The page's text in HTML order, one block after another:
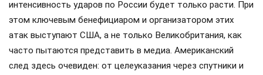
интенсивность ударов по России будет только расти. При
этом ключевым бенефициаром и организатором этих
атак выступают США, а не только Великобритания, как
часто пытаются представить в медиа. Американский
след здесь очевиден: от целеуказания через спутники и